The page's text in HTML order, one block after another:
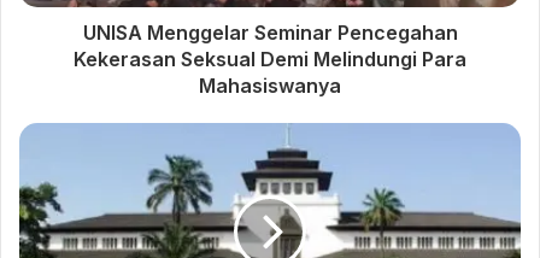
Dr. Zulkarnaen Khatib di Al
Ghamar Karawang
interlude muhammadiyah jawa barat
Musywil Jabar 2023
Musywil PWM Jabar
UNISA Menggelar Seminar Pencegahan
Kekerasan Seksual Demi Melindungi Para
Mahasiswanya